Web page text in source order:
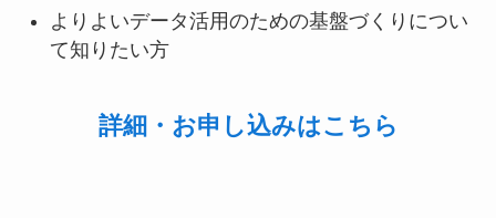
よりよいデータ活用のための基盤づくりについ
て知りたい方
詳細・お申し込みはこちら